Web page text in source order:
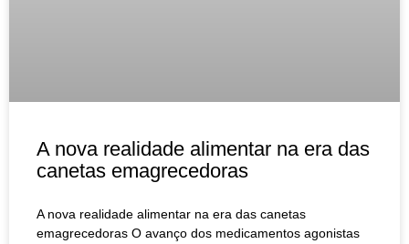
A nova realidade alimentar na era das
canetas emagrecedoras
A nova realidade alimentar na era das canetas
emagrecedoras O avanço dos medicamentos agonistas